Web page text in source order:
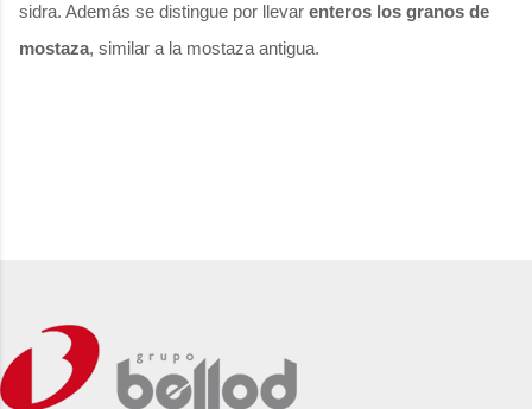
sidra. Además se distingue por llevar enteros los granos de
mostaza, similar a la mostaza antigua.